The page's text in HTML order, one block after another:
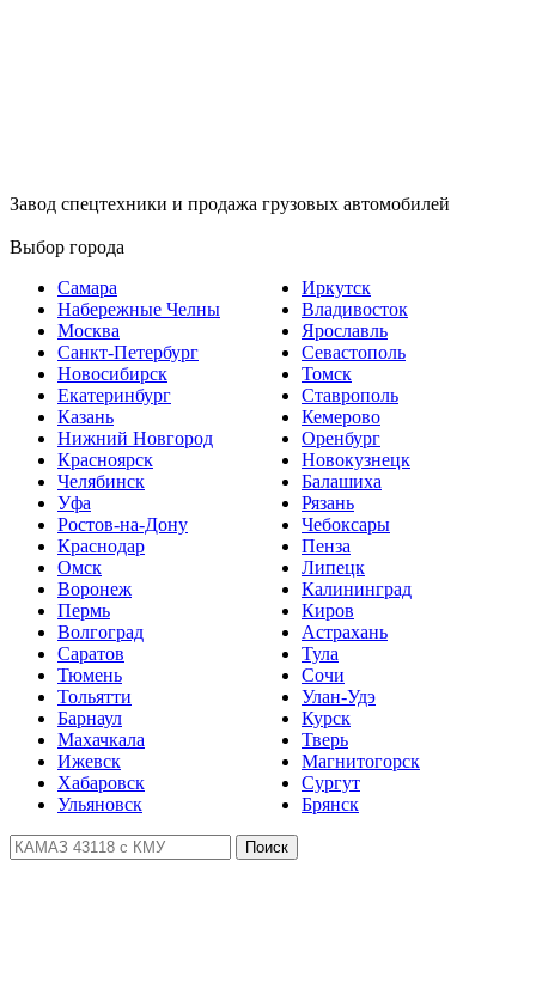
Завод спецтехники и продажа грузовых автомобилей
Выбор города
Самара
Набережные Челны
Москва
Санкт-Петербург
Новосибирск
Екатеринбург
Казань
Нижний Новгород
Красноярск
Челябинск
Уфа
Ростов-на-Дону
Краснодар
Омск
Воронеж
Пермь
Волгоград
Саратов
Тюмень
Тольятти
Барнаул
Махачкала
Ижевск
Хабаровск
Ульяновск
Иркутск
Владивосток
Ярославль
Севастополь
Томск
Ставрополь
Кемерово
Оренбург
Новокузнецк
Балашиха
Рязань
Чебоксары
Пенза
Липецк
Калининград
Киров
Астрахань
Тула
Сочи
Улан-Удэ
Курск
Тверь
Магнитогорск
Сургут
Брянск
Поиск